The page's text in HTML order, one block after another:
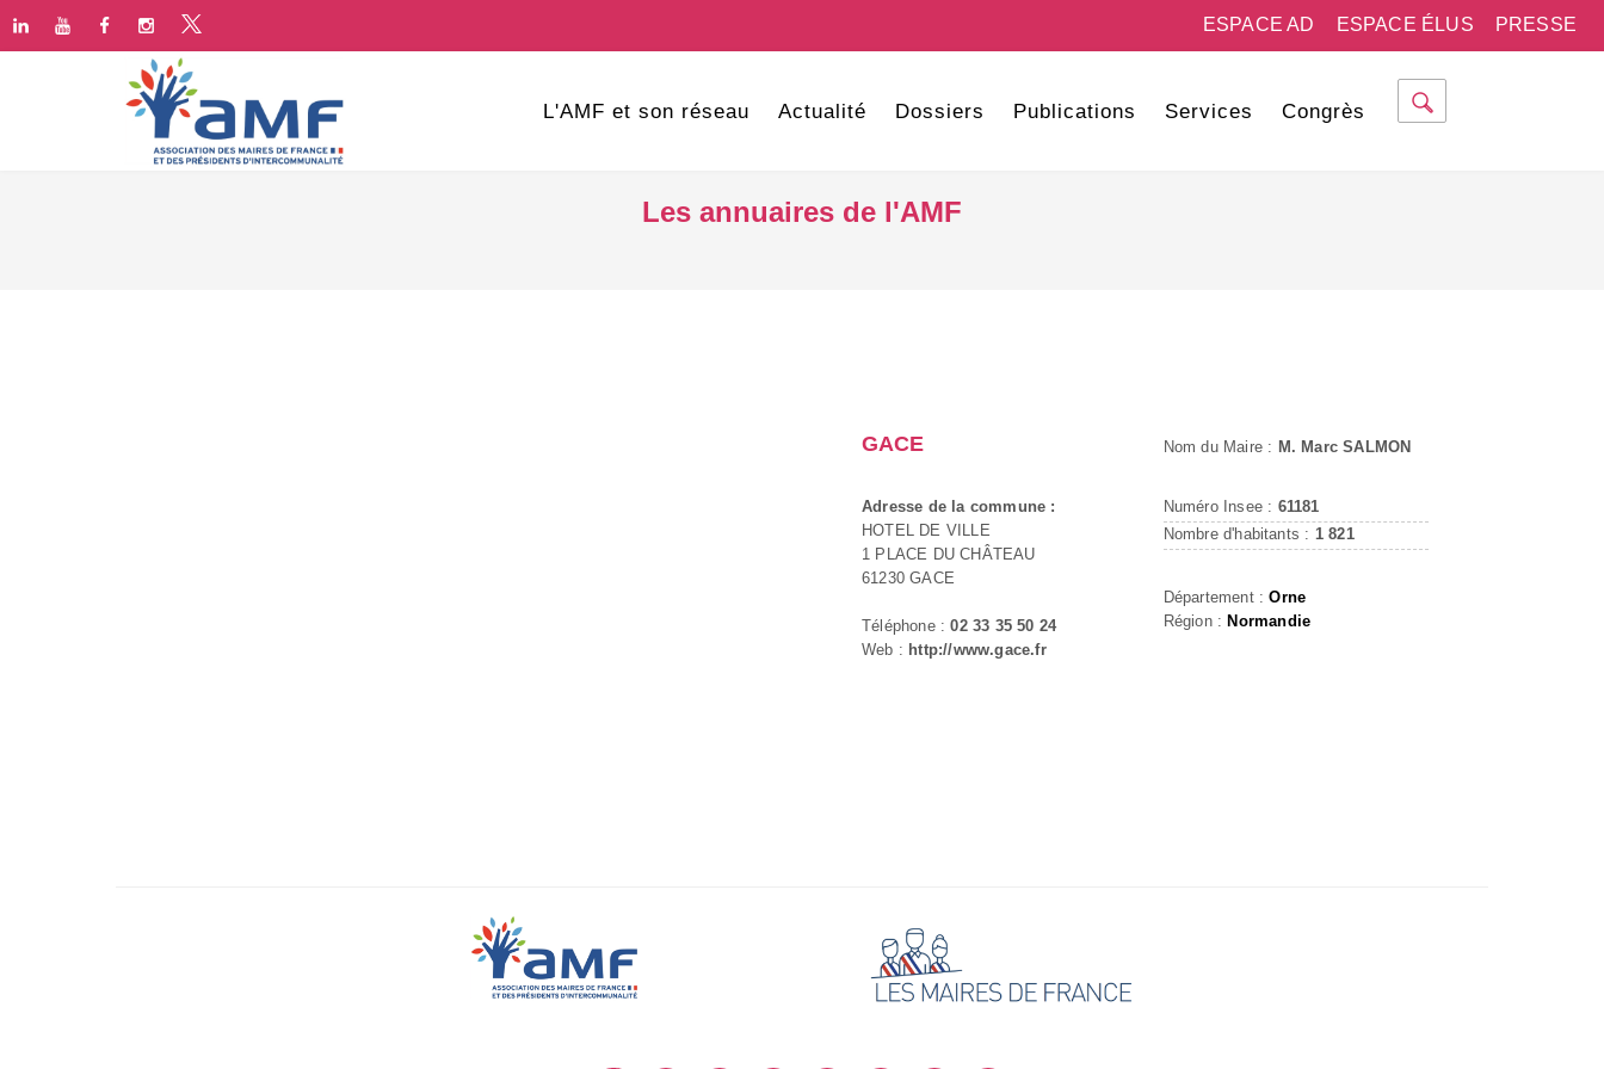
PRESSE
ESPACE ÉLUS
ESPACE AD
L'AMF et son réseau Actualité Dossiers Publications Services Congrès
Les annuaires de l'AMF
GACE
Adresse de la commune :
HOTEL DE VILLE
1 PLACE DU CHÂTEAU
61230 GACE
Téléphone :02 33 35 50 24
Web : http://www.gace.fr
Nom du Maire : M. Marc SALMON
Numéro Insee : 61181
Nombre d'habitants : 1 821
Département :Orne
Région : Normandie